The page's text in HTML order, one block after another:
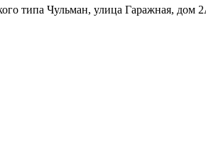
типа Чульман, улица Гаражная, дом